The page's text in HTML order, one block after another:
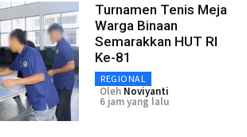
Turnamen Tenis Meja
Warga Binaan
Semarakkan HUT RI
Ke-81
REGIONAL
Oleh Noviyanti
6 jam yang lalu